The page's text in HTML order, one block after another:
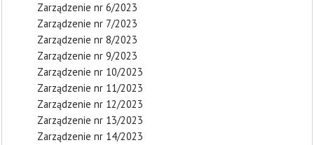
Zarządzenie nr 6/2023
Zarządzenie nr 7/2023
Zarządzenie nr 8/2023
Zarządzenie nr 9/2023
Zarządzenie nr 10/2023
Zarządzenie nr 11/2023
Zarządzenie nr 12/2023
Zarządzenie nr 13/2023
Zarządzenie nr 14/2023